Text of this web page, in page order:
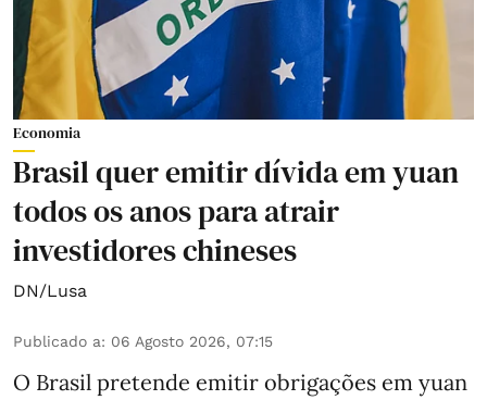
Economia
Brasil quer emitir dívida em yuan
todos os anos para atrair
investidores chineses
DN/Lusa
Publicado a: 06 Agosto 2026, 07:15
O Brasil pretende emitir obrigações em yuan